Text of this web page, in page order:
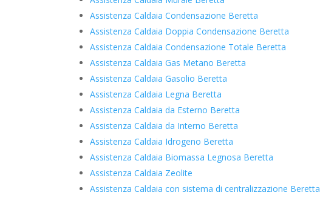
Assistenza Caldaia Condensazione Beretta
Assistenza Caldaia Doppia Condensazione Beretta
Assistenza Caldaia Condensazione Totale Beretta
Assistenza Caldaia Gas Metano Beretta
Assistenza Caldaia Gasolio Beretta
Assistenza Caldaia Legna Beretta
Assistenza Caldaia da Esterno Beretta
Assistenza Caldaia da Interno Beretta
Assistenza Caldaia Idrogeno Beretta
Assistenza Caldaia Biomassa Legnosa Beretta
Assistenza Caldaia Zeolite
Assistenza Caldaia con sistema di centralizzazione Beretta